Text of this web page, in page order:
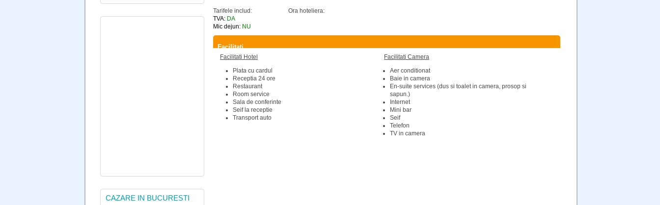
CAZARE IN BUCURESTI
Tarifele includ:
TVA: DA
Mic dejun: NU
Ora hoteliera:
Facilitati
Facilitati Hotel
Facilitati Camera
Plata cu cardul
Receptia 24 ore
Restaurant
Room service
Sala de conferinte
Seif la receptie
Transport auto
Aer conditionat
Baie in camera
En-suite services (dus si toalet in camera, prosop si
sapun.)
Internet
Mini bar
Seif
Telefon
TV in camera